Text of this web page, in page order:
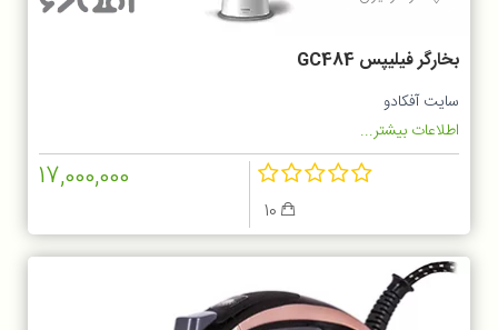
بخارگر فیلیپس GC484
سایت آفکادو
اطلاعات بیشتر...
10
17,000,000